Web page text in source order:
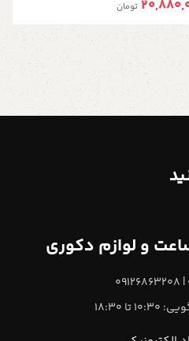
تومان
و لوازم دکوری
18:30